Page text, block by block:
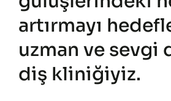
artırmayı
uzman ve sevgi
diş kliniğiyiz.